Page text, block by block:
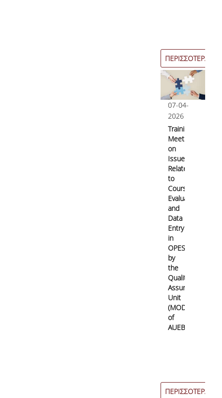
ΠΕΡΙΣΣΟΤΕΡΑ
07-04-
2026
Training
Meetings
on
Issues
Related
to
Course/Teaching
Evaluation
and
Data
Entry
in
OPESP
by
the
Quality
Assurance
Unit
(MODIP)
of
AUEB
ΠΕΡΙΣΣΟΤΕΡΑ